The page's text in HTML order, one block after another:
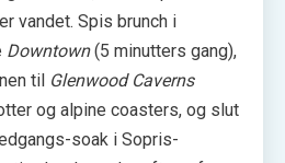
vandet. Spis brunch i
Downtown(5 minutters gang),
til Glenwood Caverns
og alpine coasters, og slut
soak i Sopris-